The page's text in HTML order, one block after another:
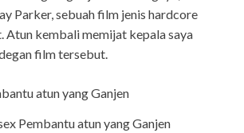
Parker, sebuah film jenis hardcore
Atun kembali memijat kepala saya
film tersebut.
Pembantu atun yang Ganjen